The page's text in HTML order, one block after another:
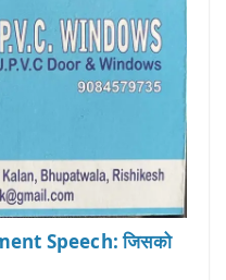
Speech: जिसको